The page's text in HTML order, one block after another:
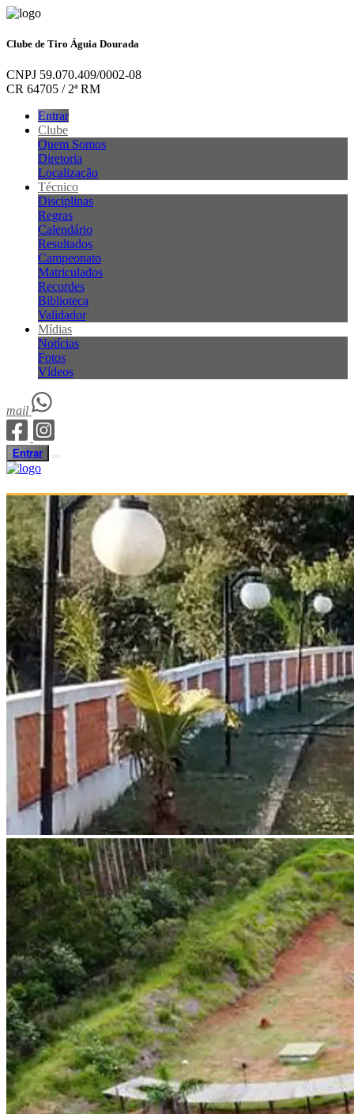
Clube de Tiro Águia Dourada
CNPJ 59.070.409/0002-08
CR 64705 / 2ª RM
Entrar
Clube
Quem Somos
Diretoria
Localização
Técnico
Disciplinas
Regras
Calendário
Resultados
Campeonato
Matriculados
Recordes
Biblioteca
Validador
Mídias
Notícias
Fotos
Vídeos
mail
Entrar